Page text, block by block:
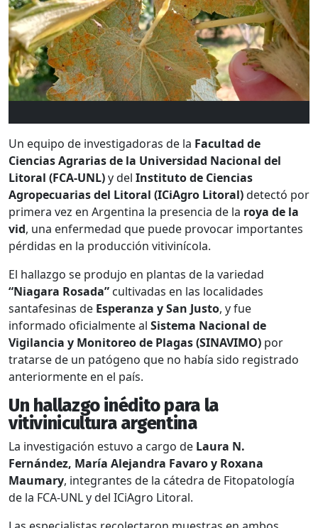
Un equipo de investigadoras de la Facultad de
Ciencias Agrarias de la Universidad Nacional del
Litoral (FCA-UNL)y del Instituto de Ciencias
Agropecuarias del Litoral (ICiAgro Litoral)detectó por
primera vez en Argentina la presencia de la roya de la
vid, una enfermedad que puede provocar importantes
pérdidas en la producción vitivinícola.
El hallazgo se produjo en plantas de la variedad
“Niagara Rosada” cultivadas en las localidades
santafesinas de Esperanza y San Justo, y fue
informado oficialmente al Sistema Nacional de
Vigilancia y Monitoreo de Plagas (SINAVIMO) por
tratarse de un patógeno que no había sido registrado
anteriormente en el país.
Un hallazgo inédito para la
vitivinicultura argentina
La investigación estuvo a cargo de Laura N.
Fernández, María Alejandra Favaro y Roxana
Maumary, integrantes de la cátedra de Fitopatología
de la FCA-UNL y del ICiAgro Litoral.